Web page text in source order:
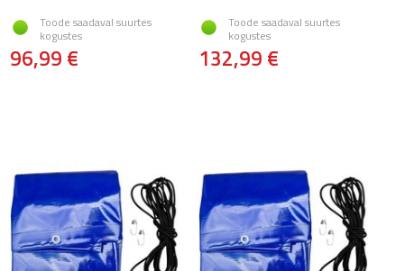
Toode saadaval suurtes
kogustes
96,99 €
Toode saadaval suurtes
kogustes
132,99 €